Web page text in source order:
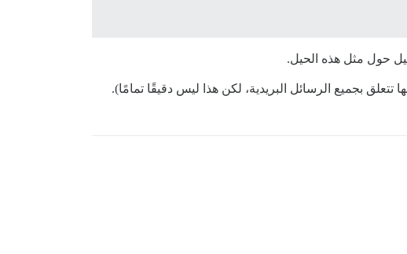
حول مثل هذه الحيل.
تتعلق بجميع الرسائل البريدية، لكن هذا ليس دقيقًا تمامًا).